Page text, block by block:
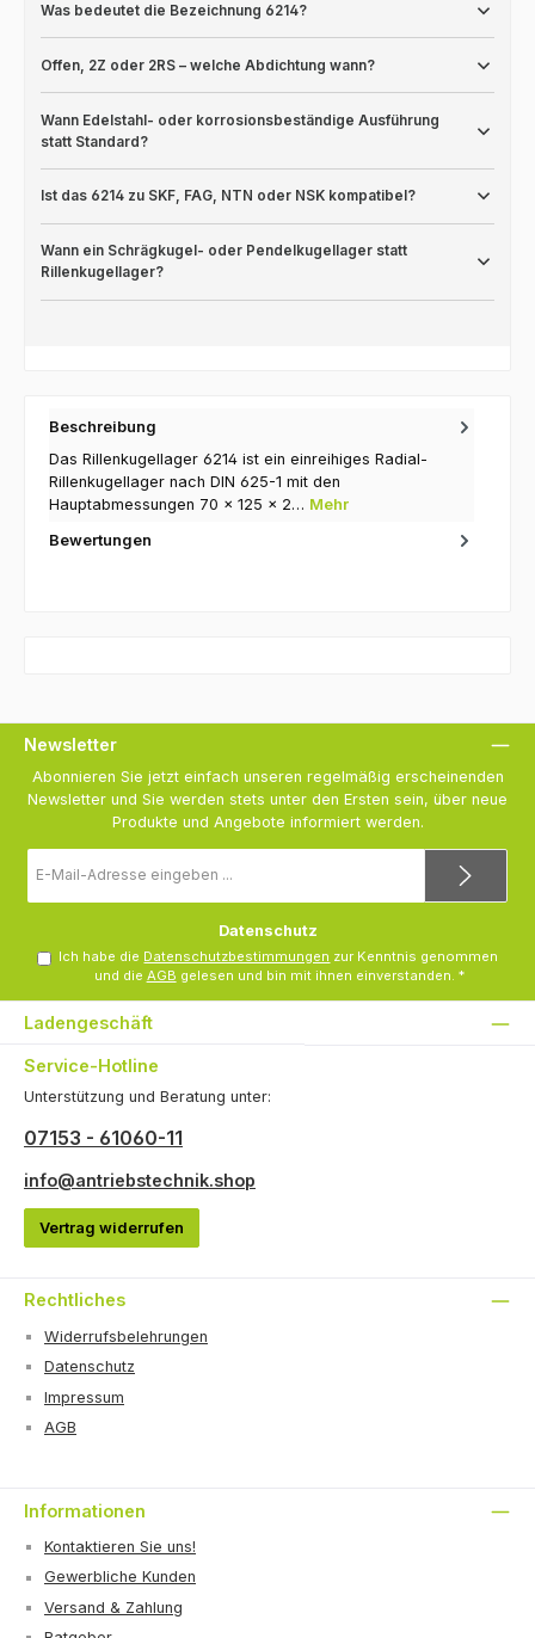
Was bedeutet die Bezeichnung 6214?
Offen, 2Z oder 2RS – welche Abdichtung wann?
Wann Edelstahl- oder korrosionsbeständige Ausführung
statt Standard?
Ist das 6214 zu SKF, FAG, NTN oder NSK kompatibel?
Wann ein Schrägkugel- oder Pendelkugellager statt
Rillenkugellager?
Beschreibung
Das Rillenkugellager 6214 ist ein einreihiges Radial-
Rillenkugellager nach DIN 625-1 mit den
Hauptabmessungen 70 × 125 × 2… Mehr
Bewertungen
Newsletter
Abonnieren Sie jetzt einfach unseren regelmäßig erscheinenden
Newsletter und Sie werden stets unter den Ersten sein, über neue
Produkte und Angebote informiert werden.
Mail-
Adresse
Datenschutz
Ich habe die Datenschutzbestimmungen zur Kenntnis genommen
und die AGB gelesen und bin mit ihnen einverstanden. *
Ladengeschäft
Service-Hotline
Unterstützung und Beratung unter:
07153 - 61060-11
info@antriebstechnik.shop
Vertrag widerrufen
Rechtliches
Widerrufsbelehrungen
Datenschutz
Impressum
AGB
Informationen
Kontaktieren Sie uns!
Gewerbliche Kunden
Versand & Zahlung